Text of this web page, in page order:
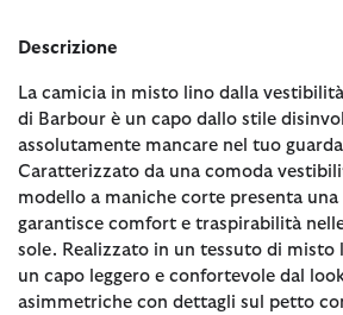
Descrizione
La camicia in misto lino dalla
di Barbour è un capo dallo stile
assolutamente mancare nel tuo
Caratterizzato da una comoda
modello a maniche corte presenta
garantisce comfort e traspirabilità
sole. Realizzato in un tessuto di misto
un capo leggero e confortevole dal
asimmetriche con dettagli sul petto